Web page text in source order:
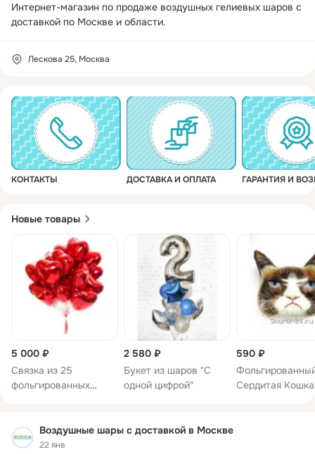
КОНТАКТЫ ДОСТАВКА И ОПЛАТА ГАРАНТИЯ И
Новые товары
5 000 ₽
Связка из 25
фольгированных
2 580 ₽
Букет из шаров "С
одной цифрой"
590 ₽
Сердитая Кошка
Воздушные шары с доставкой в Москве
22 янв
Интернет-магазин по продаже воздушных гелиевых шаров с
доставкой по Москве и области.
Лескова 25, Москва